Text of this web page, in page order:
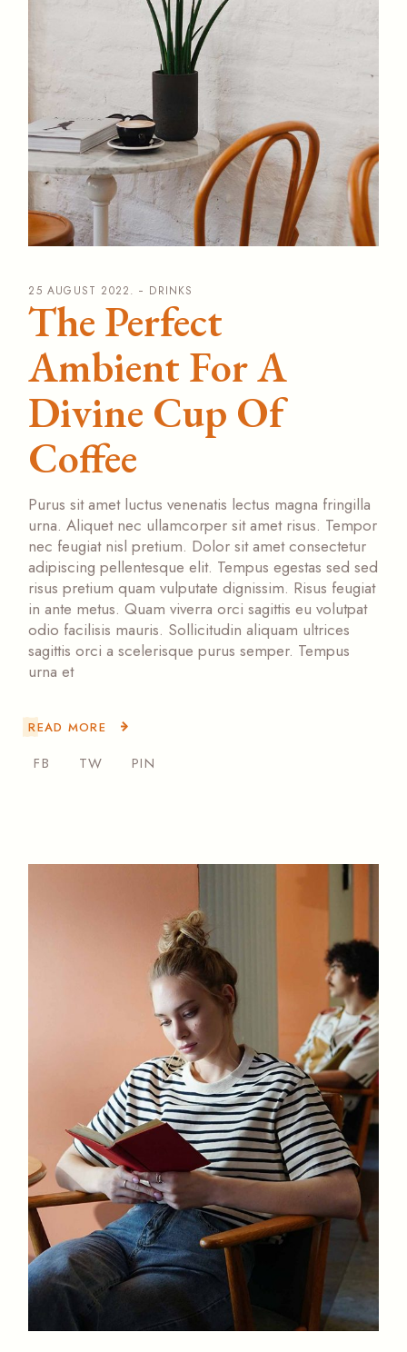
25 AUGUST 2022. DRINKS
The Perfect
Ambient For A
Divine Cup Of
Coffee
Purus sit amet luctus venenatis lectus magna fringilla
urna. Aliquet nec ullamcorper sit amet risus. Tempor
nec feugiat nisl pretium. Dolor sit amet consectetur
adipiscing pellentesque elit. Tempus egestas sed sed
risus pretium quam vulputate dignissim. Risus feugiat
in ante metus. Quam viverra orci sagittis eu volutpat
odio facilisis mauris. Sollicitudin aliquam ultrices
sagittis orci a scelerisque purus semper. Tempus
urna et
READ MORE
FB TW PIN